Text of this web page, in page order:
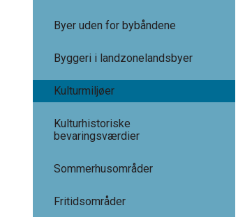
Byer uden for bybåndene
Byggeri i landzonelandsbyer
Kulturmiljøer
Kulturhistoriske
bevaringsværdier
Sommerhusområder
Fritidsområder